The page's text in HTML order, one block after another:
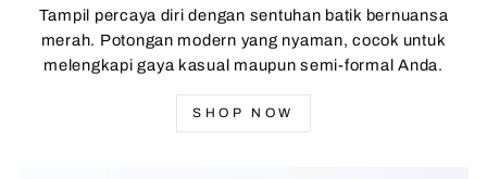
Tampil percaya diri dengan sentuhan batik bernuansa
merah. Potongan modern yang nyaman, cocok untuk
melengkapi gaya kasual maupun semi-formal Anda.
SHOP NOW